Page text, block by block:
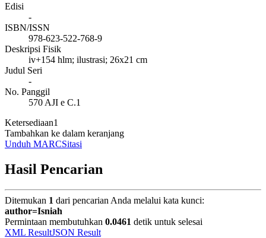
Edisi
-
ISBN/ISSN
978-623-522-768-9
Deskripsi Fisik
iv+154 hlm; ilustrasi; 26x21 cm
Judul Seri
-
No. Panggil
570 AJI e C.1
Ketersediaan1
Tambahkan ke dalam keranjang
Unduh MARCSitasi
Hasil Pencarian
Ditemukan 1 dari pencarian Anda melalui kata kunci:
author=Isniah
Permintaan membutuhkan 0.0461 detik untuk selesai
XML ResultJSON Result